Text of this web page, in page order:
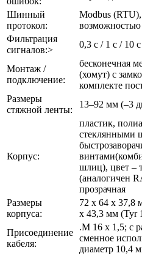
Шинный
протокол:
Modbus (RTU),
возможностью
Фильтрация
сигналов:>
0,3 c / 1 c / 10 c
Монтаж /
подключение:
бесконечная
(хомут) с
комплекте
Размеры
стяжной ленты:
13–92 мм (–3
Корпус:
пластик,
стеклянными
шлиц), цвет –
(аналогичен
прозрачная
Размеры
корпуса:
72 x 64 x 37,8
x 43,3 мм (Tyr
Присоединение
кабеля:
.M 16 x 1,5; с
сменное
диаметр 10,4